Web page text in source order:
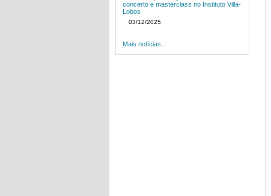
concerto e masterclass no Instituto Villa-
Lobos
03/12/2025
Mais notícias…